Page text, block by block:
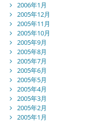
2006年1月
2005年12月
2005年11月
2005年10月
2005年9月
2005年8月
2005年7月
2005年6月
2005年5月
2005年4月
2005年3月
2005年2月
2005年1月